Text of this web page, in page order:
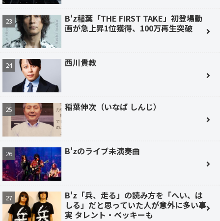
B'z稲葉「THE FIRST TAKE」初登場動
画が急上昇1位獲得、100万再生突破
西川貴教
稲葉伸次（いなば しんじ）
B'zのライブ未演奏曲
B'z「兵、走る」の読み方を「へい、は
しる」だと思っていた人が意外に多い事
実 タレント・ベッキーも